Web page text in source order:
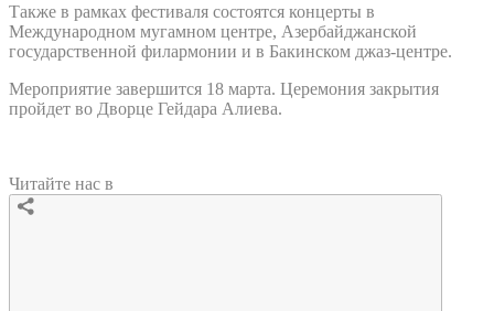
Также в рамках фестиваля состоятся концерты в
Международном мугамном центре, Азербайджанской
государственной филармонии и в Бакинском джаз-центре.
Мероприятие завершится 18 марта. Церемония закрытия
пройдет во Дворце Гейдара Алиева.
Читайте нас в